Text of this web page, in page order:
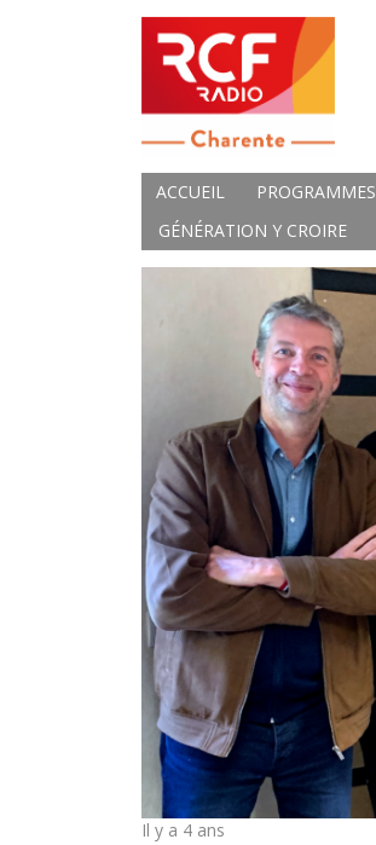
ACCUEIL PROGRAMMES
GÉNÉRATION Y CROIRE
Il y a 4 ans